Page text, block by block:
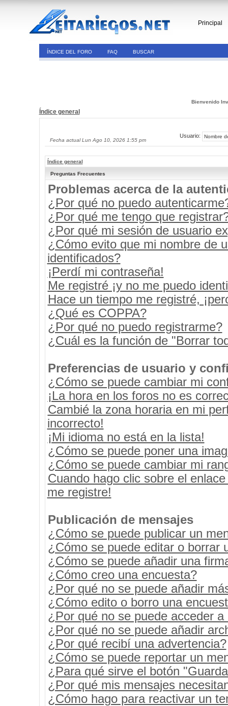
Principal
ÍNDICE DEL FORO FAQ BUSCAR
Bienvenido
Índice general
Fecha actual Lun Ago 10, 2026 1:55 pm
Usuario:
Índice general
Preguntas Frecuentes
Problemas acerca de la
¿Por qué no puedo
¿Por qué me tengo que
¿Por qué mi sesión de usuario
¿Cómo evito que mi nombre de
identificados?
¡Perdí mi contraseña!
Me registré ¡y no me puedo
Hace un tiempo me registré,
¿Qué es COPPA?
¿Por qué no puedo registrarme?
¿Cuál es la función de "Borrar
Preferencias de usuario y
¿Cómo se puede cambiar mi
¡La hora en los foros no es
Cambié la zona horaria en mi
incorrecto!
¡Mi idioma no está en la lista!
¿Cómo se puede poner una
¿Cómo se puede cambiar mi
Cuando hago clic sobre el
me registre!
Publicación de mensajes
¿Cómo se puede publicar un
¿Cómo se puede editar o borrar
¿Cómo se puede añadir una
¿Cómo creo una encuesta?
¿Por qué no se puede añadir
¿Cómo edito o borro una
¿Por qué no se puede acceder a
¿Por qué no se puede añadir
¿Por qué recibí una advertencia?
¿Cómo se puede reportar un
¿Para qué sirve el botón
¿Por qué mis mensajes
¿Cómo hago para reactivar un